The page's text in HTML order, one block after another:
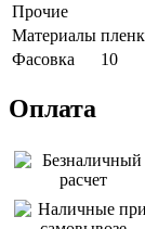
Прочие
Материалы
Фасовка
10
Оплата